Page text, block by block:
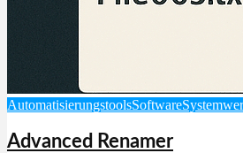
AutomatisierungstoolsSoftware
Advanced Renamer